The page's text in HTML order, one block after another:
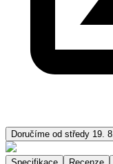
Doručíme od středy 19. 8.